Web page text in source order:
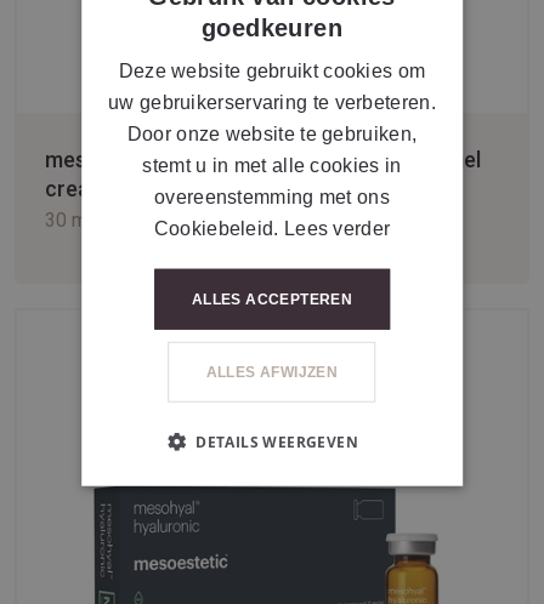
mesoestetic® mesohyal post-procedure gel
cream
30 ml
FRENCH
goedkeuren
Deze website gebruikt cookies om
uw gebruikerservaring te verbeteren.
Door onze website te gebruiken,
stemt u in met alle cookies in
overeenstemming met ons
Cookiebeleid.
Lees verder
ALLES ACCEPTEREN
ALLES AFWIJZEN
DETAILS WEERGEVEN